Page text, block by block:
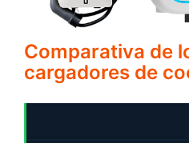
Comparativa de
cargadores de